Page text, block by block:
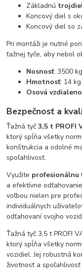
Základnú
Koncový diel s
Koncový diel so
Pri montáži je nutné
ťažnej tyče, aby nebol
Nosnosť: 3500 kg
Hmotnosť: 14 kg
Osová
Bezpečnosť a
Ťažná tyč3,5 t PROFI
ktorý spĺňa všetky
konštrukcia a odolné
spoľahlivosť.
Využite profesionálnu
a efektívne
voľbou nielen pre
individuálnych
odťahovaní svojho
Ťažná tyč 3,5 t PROFI
ktorý spĺňa všetky
vozidiel. Jej robustná
životnosť a spoľahlivosť